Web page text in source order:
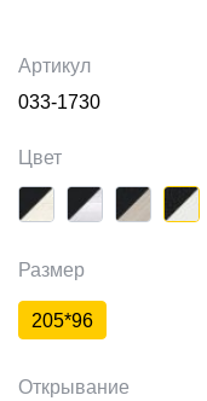
Артикул
033-1730
Цвет
Размер
205*96
Открывание